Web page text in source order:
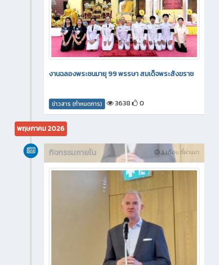
งานฉลองพระชนมายุ 99 พรรษา สมเด็จพระสังฆราช
ข่าวสาร (กำหนดการ) 3638 0
พฤษภาคม 2026
3 เดือน ที่ผ่านมา
กิจกรรมภายใน